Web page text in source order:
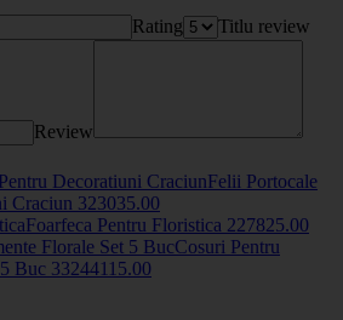
Rating Titlu review
Review
Felii Portocale
Craciun 323035.00
Foarfeca Pentru Floristica 227825.00
Cosuri Pentru
Buc 33244115.00